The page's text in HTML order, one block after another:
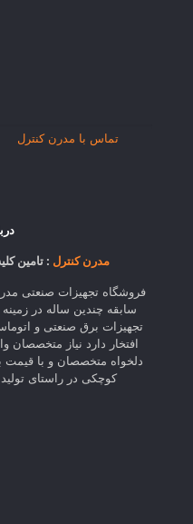
تماس با مدرن کنترل
مدرن کنترل : تامین
فروشگاه تجهیزات صنعتی
سابقه چندین ساله در
تجهیزات برق صنعتی و
افتخار دارد نیاز متخصصان
دلخواه متخصصان و با قیمت
کوچکی در راستای